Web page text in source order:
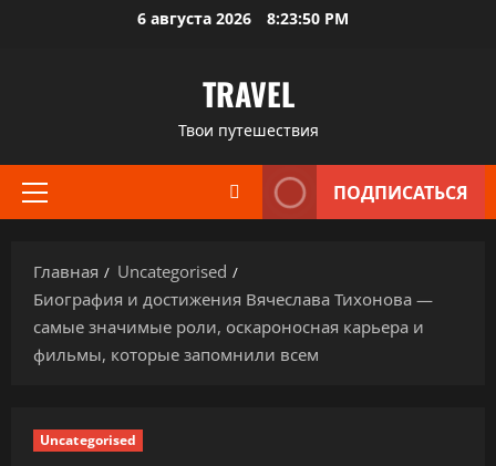
6 августа 2026 8:23:51 PM
TRAVEL
Твои путешествия
Основное
ПОДПИСАТЬСЯ
Главная
Uncategorised
Биография и достижения Вячеслава Тихонова —
самые значимые роли, оскароносная карьера и
фильмы, которые запомнили всем
Uncategorised